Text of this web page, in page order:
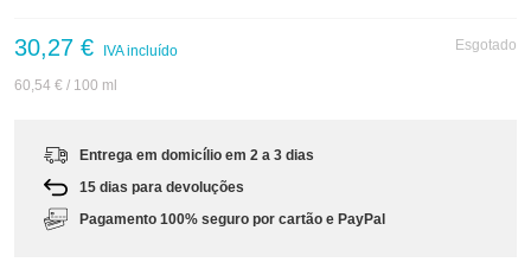
Esgotado
30,27 € IVA incluído
60,54 € / 100 ml
Entrega em domicílio em 2 a 3 dias
15 dias para devoluções
Pagamento 100% seguro por cartão e PayPal